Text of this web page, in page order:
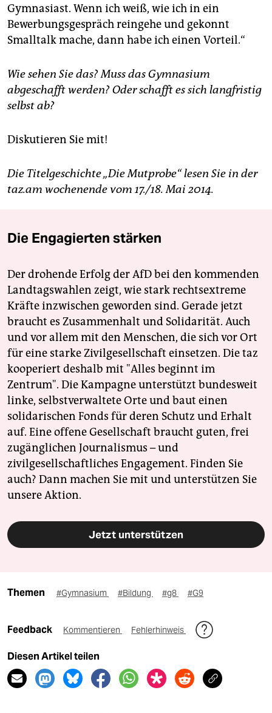
Gymnasiast. Wenn ich weiß, wie ich in ein
Bewerbungsgespräch reingehe und gekonnt
Smalltalk mache, dann habe ich einen Vorteil.“
Wie sehen Sie das? Muss das Gymnasium
abgeschafft werden? Oder schafft es sich langfristig
selbst ab?
Diskutieren Sie mit!
Die Titelgeschichte „Die Mutprobe“ lesen Sie in der
taz.am wochenende vom 17./18. Mai 2014.
Die Engagierten stärken
Der drohende Erfolg der AfD bei den kommenden
Landtagswahlen zeigt, wie stark rechtsextreme
Kräfte inzwischen geworden sind. Gerade jetzt
braucht es Zusammenhalt und Solidarität. Auch
und vor allem mit den Menschen, die sich vor Ort
für eine starke Zivilgesellschaft einsetzen. Die taz
kooperiert deshalb mit "Alles beginnt im
Zentrum". Die Kampagne unterstützt bundesweit
linke, selbstverwaltete Orte und baut einen
solidarischen Fonds für deren Schutz und Erhalt
auf. Eine offene Gesellschaft braucht guten, frei
zugänglichen Journalismus – und
zivilgesellschaftliches Engagement. Finden Sie
auch? Dann machen Sie mit und unterstützen Sie
unsere Aktion.
Jetzt unterstützen
Themen #Gymnasium #Bildung #g8 #G9
Feedback Kommentieren Fehlerhinweis
Diesen Artikel teilen